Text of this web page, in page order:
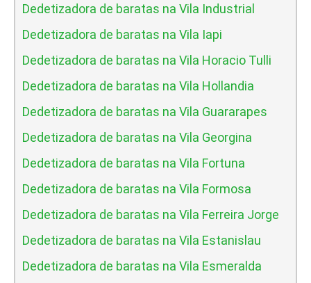
Dedetizadora de baratas na Vila Industrial
Dedetizadora de baratas na Vila Iapi
Dedetizadora de baratas na Vila Horacio Tulli
Dedetizadora de baratas na Vila Hollandia
Dedetizadora de baratas na Vila Guararapes
Dedetizadora de baratas na Vila Georgina
Dedetizadora de baratas na Vila Fortuna
Dedetizadora de baratas na Vila Formosa
Dedetizadora de baratas na Vila Ferreira Jorge
Dedetizadora de baratas na Vila Estanislau
Dedetizadora de baratas na Vila Esmeralda